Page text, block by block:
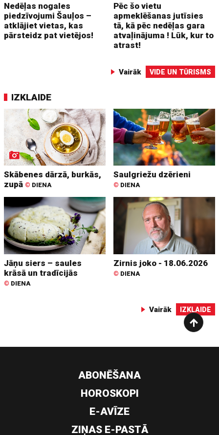
Nedēļas nogales
piedzīvojumi Šauļos –
atklājiet vietas, kas
pārsteidz pat vietējos!
Pēc šo vietu
apmeklēšanas jutīsies
tā, kā pēc nedēļas gara
atvaļinājuma ! Lūk, kur to
atrast!
Vairāk VIDE UN TŪRISMS
IZKLAIDE
Skābenes dārzā, burkās,
zupā © DIENA
Saulgriežu dzērieni
© DIENA
Jāņu siers – saules
krāsā un tradīcijās
© DIENA
Zirnis joko - 18.06.2026
© DIENA
Vairāk IZKLAIDE
ABONĒŠANA
HOROSKOPI
E-AVĪZE
ZIŅAS E-PASTĀ